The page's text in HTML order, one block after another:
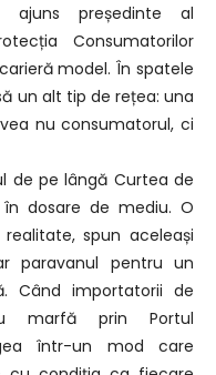
ajuns președinte al
Consumatorilor
model. În spatele
un alt tip de rețea: una
nu consumatorul, ci
de pe lângă Curtea de
dosare de mediu. O
spun aceleași
paravanul pentru un
Când importatorii de
marfă prin Portul
într-un mod care